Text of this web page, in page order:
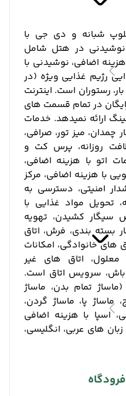
شبانه و دی جی با
در هتل شامل
اضافی، نوشیدنی با
رژیم غذایی ویژه (در
رستوران است. اینترنت
در تمام قسمت های
ارائه نمیدهد. خدمات
چمدان، میز تور، صرافی،
ساعته، نظافت روزانه، پرس کت و
اتو با هزینه اضافی،
با هزینه اضافی، مرکز
امنیتی، دسترسی به
امنیت 24 ساعته، تحویل مواد غذایی با
سیگار کشیدن، تهویه
بسته بندی، فرش، اتاق
های خانوادگی، امکانات
معلول، اتاق های غیر
باش، سرویس اتاق است.
تمام بدن، ماساژ
پا، ماساژ گردن،
اسپا با هزینه اضافی
های عربی، انگلیسی،